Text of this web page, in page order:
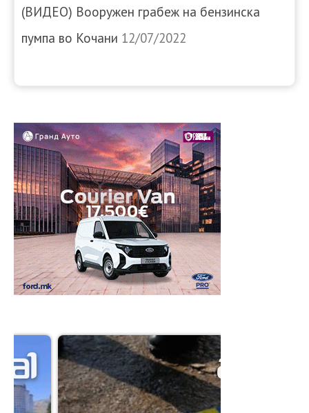
(ВИДЕО) Вооружен грабеж на бензинска
пумпа во Кочани 12/07/2022